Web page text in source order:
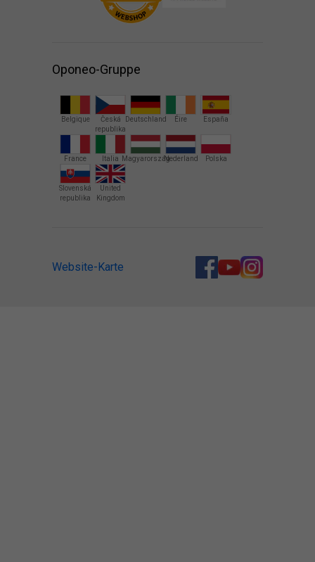
Oponeo-Gruppe
Belgique
Česká
republika
Deutschland Éire España
France Italia MagyarországNederland Polska
Slovenská
republika
United
Kingdom
Website-Karte